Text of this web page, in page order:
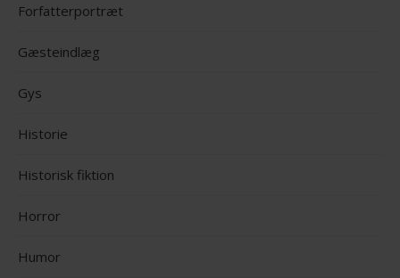
Forfatterportræt
Gæsteindlæg
Gys
Historie
Historisk fiktion
Horror
Humor